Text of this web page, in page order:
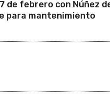
de febrero con Núñez
para mantenimiento